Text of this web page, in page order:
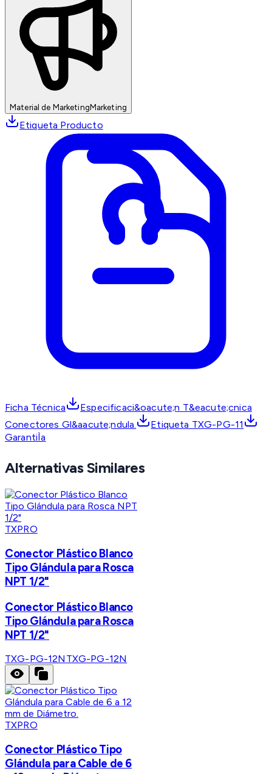
Material de MarketingMarketing
Etiqueta Producto
Ficha Técnica
Especificaci&oacute;n T&eacute;cnica
Conectores Gl&aacute;ndula.
Etiqueta TXG-PG-11
GarantiÌa
Alternativas Similares
TXPRO
Conector Plástico Blanco
Tipo Glándula para Rosca
NPT 1/2"
Conector Plástico Blanco
Tipo Glándula para Rosca
NPT 1/2"
TXG-PG-12N TXG-PG-12N
TXPRO
Conector Plástico Tipo
Glándula para Cable de 6